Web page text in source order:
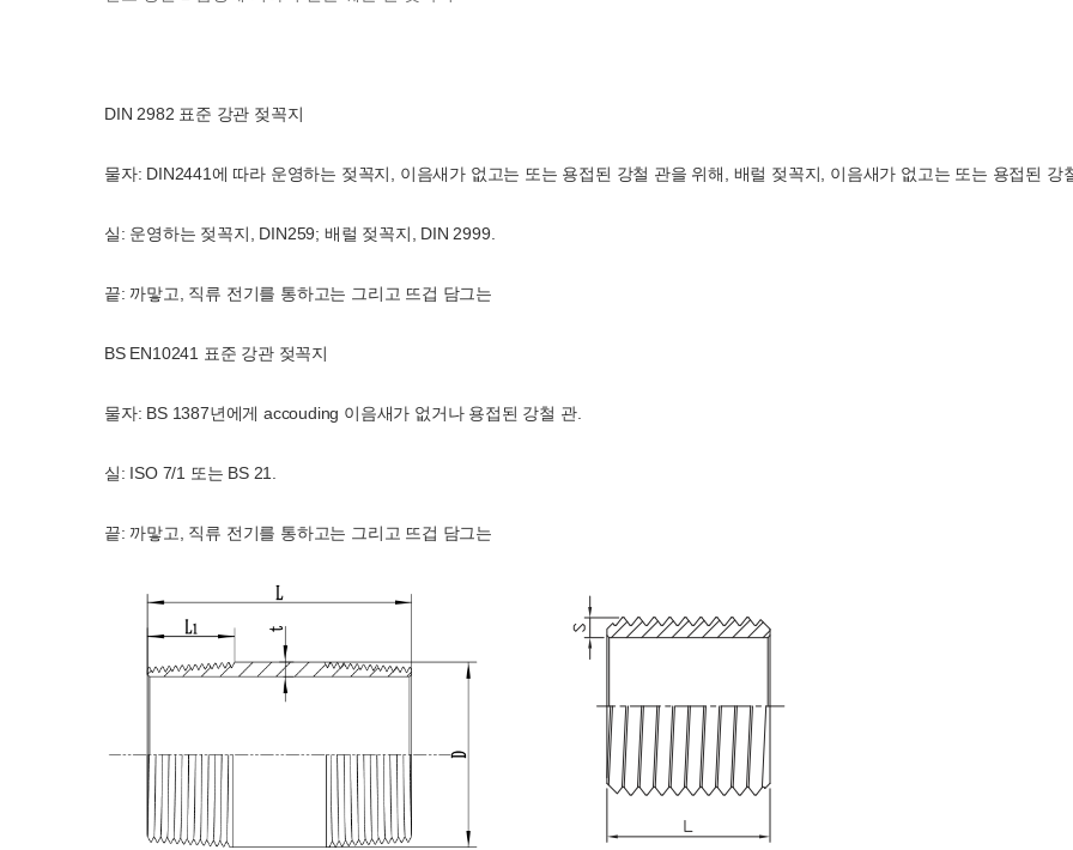
DIN 2982 표준 강관 젖꼭지
물자: DIN2441에 따라 운영하는 젖꼭지, 이음새가 없고는 또는 용접된 강철 관을 위해, 배럴 젖꼭지, 이음새가 없고는 또는 용접된 강
실: 운영하는 젖꼭지, DIN259; 배럴 젖꼭지, DIN 2999.
끝: 까맣고, 직류 전기를 통하고는 그리고 뜨겁 담그는
BS EN10241 표준 강관 젖꼭지
물자: BS 1387년에게 accouding 이음새가 없거나 용접된 강철 관.
실: ISO 7/1 또는 BS 21.
끝: 까맣고, 직류 전기를 통하고는 그리고 뜨겁 담그는